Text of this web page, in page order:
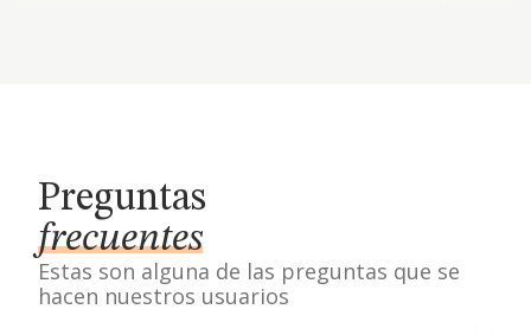
Preguntas
frecuentes
Estas son alguna de las preguntas que se
hacen nuestros usuarios